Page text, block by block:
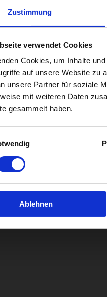
Zustimmung
verwendet Cookies
Cookies, um Inhalte
auf unsere Website zu
unsere Partner für soziale
mit weiteren Daten
gesammelt haben.
Ablehnen
Ausland
Yogalehrer